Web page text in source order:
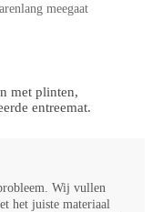
meegaat
met plinten,
entreemat.
Wij vullen
het juiste materiaal